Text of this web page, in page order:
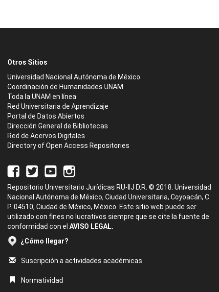
Otros Sitios
Universidad Nacional Autónoma de México
Coordinación de Humanidades UNAM
Toda la UNAM en línea
Red Universitaria de Aprendizaje
Portal de Datos Abiertos
Dirección General de Bibliotecas
Red de Acervos Digitales
Directory of Open Access Repositories
Repositorio Universitario Jurídicas RU-IIJ D.R. © 2018. Universidad
Nacional Autónoma de México, Ciudad Universitaria, Coyoacán, C.
P. 04510, Ciudad de México, México. Este sitio web puede ser
utilizado con fines no lucrativos siempre que se cite la fuente de
conformidad con el AVISO LEGAL.
¿Cómo llegar?
Suscripción a actividades académicas
Normatividad